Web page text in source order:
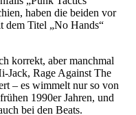
haben die beiden vor
dem Titel „No Hands“
korrekt, aber manchmal
Jack, Rage Against The
– es wimmelt nur so von
1990er Jahren, und
bei den Beats.